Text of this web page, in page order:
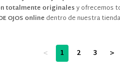
totalmente originalesy ofrecemos
OJOS online dentro de nuestra
< 1 2 3 >